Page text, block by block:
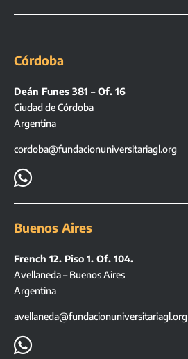
Córdoba
Deán Funes 381 – Of. 16
Ciudad de Córdoba
Argentina
cordoba@fundacionuniversitariagl.org

Buenos Aires
French 12. Piso 1. Of. 104.
Avellaneda – Buenos Aires
Argentina
avellaneda@fundacionuniversitariagl.org
